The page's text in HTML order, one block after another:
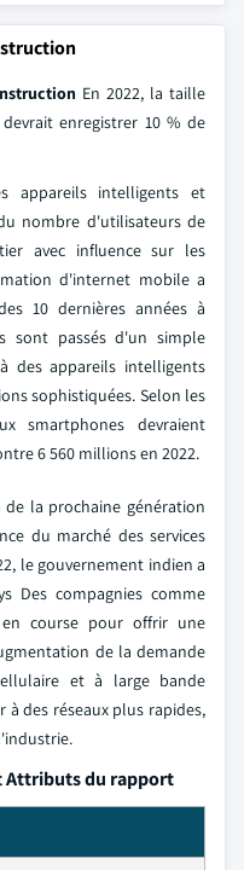
En 2022, la taille
enregistrer 10 % de
appareils intelligents et
nombre d'utilisateurs de
avec influence sur les
d'internet mobile a
10 dernières années à
sont passés d'un simple
des appareils intelligents
sophistiquées. Selon les
smartphones devraient
6 560 millions en 2022.
la prochaine génération
du marché des services
le gouvernement indien a
Des compagnies comme
course pour offrir une
de la demande
et à large bande
à des réseaux plus rapides,
Attributs du rapport